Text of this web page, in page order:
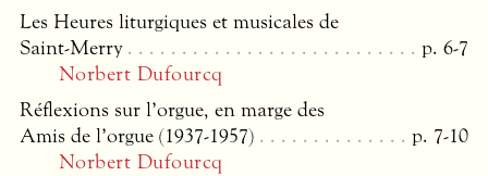
Les Heures liturgiques et musicales de
Saint-Merry
p. 6-7
Norbert Dufourcq
Réflexions sur l’orgue, en marge des
Amis de l’orgue (1937-1957)
p. 7-10
Norbert Dufourcq